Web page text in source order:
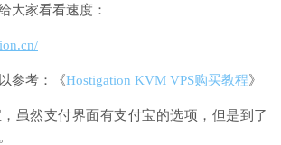
大家看看速度：
参考：《Hostigation KVM VPS购买教程》
虽然支付界面有支付宝的选项，但是到了